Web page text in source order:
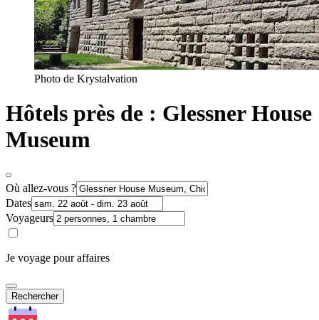
Photo de Krystalvation
Hôtels près de : Glessner House
Museum
Où allez-vous ?
Dates
Voyageurs
Je voyage pour affaires
Rechercher